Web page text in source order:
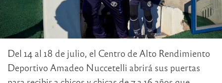
Del 14 al 18 de julio, el Centro de Alto Rendimiento
Deportivo Amadeo Nuccetelli abrirá sus puertas